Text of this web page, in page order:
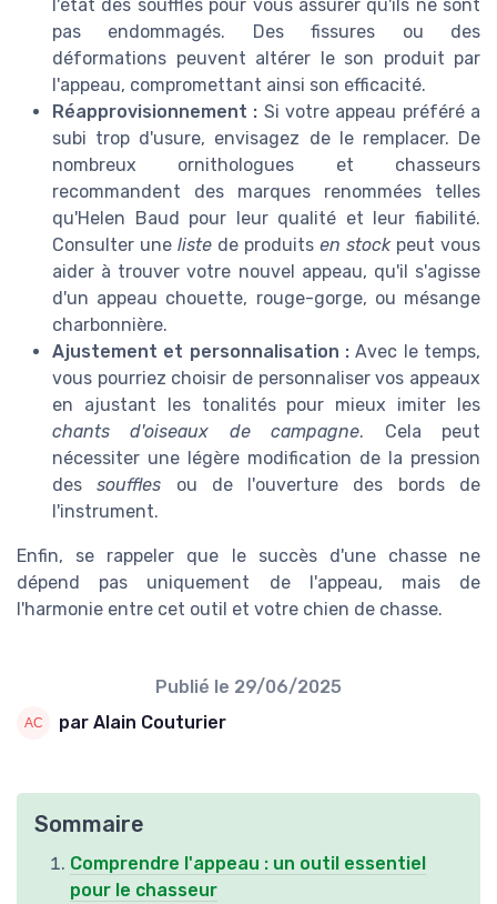
l'état des souffles pour vous assurer qu'ils ne sont
pas endommagés. Des fissures ou des
déformations peuvent altérer le son produit par
l'appeau, compromettant ainsi son efficacité.
Réapprovisionnement : Si votre appeau préféré a
subi trop d'usure, envisagez de le remplacer. De
nombreux ornithologues et chasseurs
recommandent des marques renommées telles
qu'Helen Baud pour leur qualité et leur fiabilité.
Consulter une liste de produits en stockpeut vous
aider à trouver votre nouvel appeau, qu'il s'agisse
d'un appeau chouette, rouge-gorge, ou mésange
charbonnière.
Ajustement et personnalisation : Avec le temps,
vous pourriez choisir de personnaliser vos appeaux
en ajustant les tonalités pour mieux imiter les
chants d'oiseaux de campagne. Cela peut
nécessiter une légère modification de la pression
dessouffles ou de l'ouverture des bords de
l'instrument.
Enfin, se rappeler que le succès d'une chasse ne
dépend pas uniquement de l'appeau, mais de
l'harmonie entre cet outil et votre chien de chasse.
Publié le 29/06/2025
par Alain Couturier
Sommaire
Comprendre l'appeau : un outil essentiel
pour le chasseur